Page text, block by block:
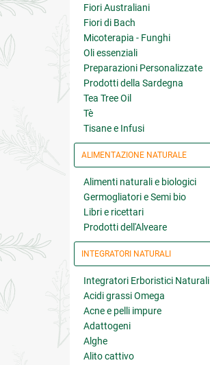
Fiori Australiani
Fiori di Bach
Micoterapia - Funghi
Oli essenziali
Preparazioni Personalizzate
Prodotti della Sardegna
Tea Tree Oil
Tè
Tisane e Infusi
ALIMENTAZIONE NATURALE
Alimenti naturali e biologici
Germogliatori e Semi bio
Libri e ricettari
Prodotti dell'Alveare
INTEGRATORI NATURALI
Integratori Erboristici Naturali
Acidi grassi Omega
Acne e pelli impure
Adattogeni
Alghe
Alito cattivo